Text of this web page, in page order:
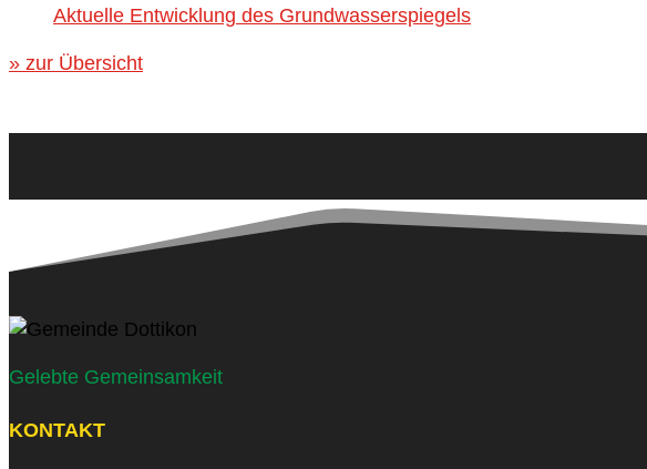
Aktuelle Entwicklung des Grundwasserspiegels
» zur Übersicht
Gelebte Gemeinsamkeit
KONTAKT